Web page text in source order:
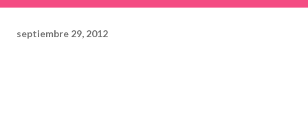
septiembre 29, 2012